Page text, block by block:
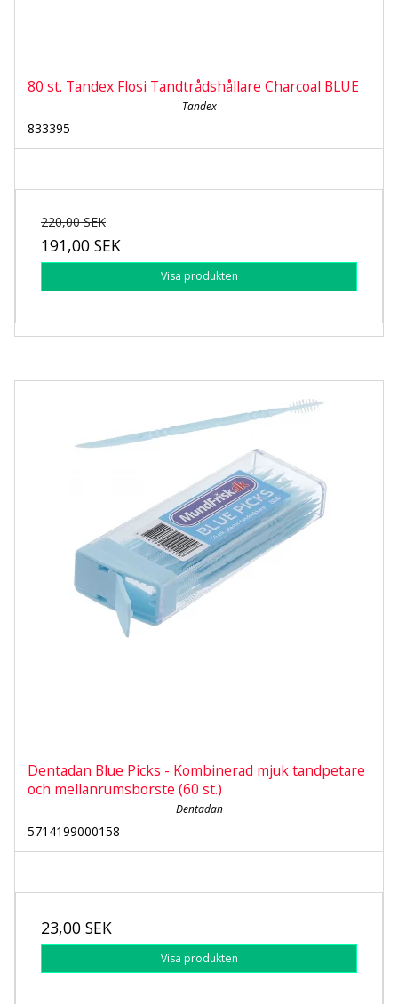
80 st. Tandex Flosi Tandtrådshållare Charcoal BLUE
Tandex
833395
220,00 SEK
191,00 SEK
Visa produkten
Dentadan Blue Picks - Kombinerad mjuk tandpetare
och mellanrumsborste (60 st.)
Dentadan
5714199000158
23,00 SEK
Visa produkten